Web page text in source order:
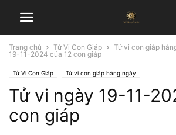
Trang chủ Tử Vi Con Giáp Tử vi con giáp
19-11-2024 của 12 con giáp
Tử Vi Con Giáp Tử vi con giáp hàng ngày
Tử vi ngày 19-11-
con giáp